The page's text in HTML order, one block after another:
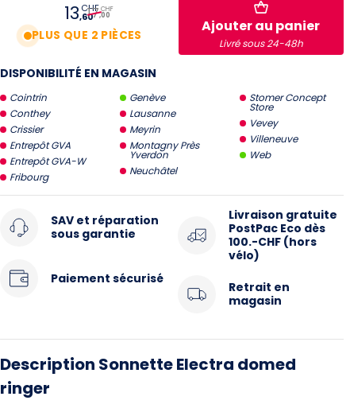
13,60
CHF
17,00
CHF
PLUS QUE 2 PIÈCES
Ajouter au panier
Livré sous 24-48h
DISPONIBILITÉ EN MAGASIN
Cointrin
Conthey
Crissier
Entrepôt GVA
Entrepôt GVA-W
Fribourg
Genève
Lausanne
Meyrin
Montagny Près
Yverdon
Neuchâtel
Stomer Concept
Store
Vevey
Villeneuve
Web
SAV et réparation
sous garantie
Paiement sécurisé
Livraison gratuite
PostPac Eco dès
100.-CHF (hors
vélo)
Retrait en
magasin
Description Sonnette Electra domed
ringer